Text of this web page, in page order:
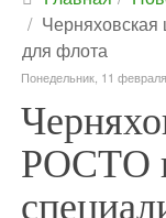
для флота
Понедельник, 11
РОСТО